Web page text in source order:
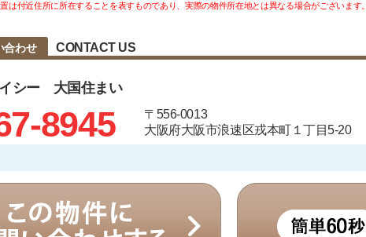
は付近住所に所在することを表すものであり、実際の物件所在地とは異なる場合がございます。
合わせ CONTACT US
シー 大国住まい
8945
〒556-0013
大阪府大阪市浪速区戎本町１丁目5-20